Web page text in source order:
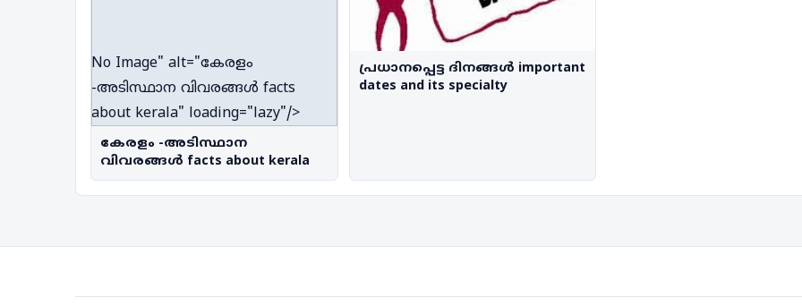
No Image" alt="കേരളം
-അടിസ്ഥാന വിവരങ്ങൾ facts
about kerala" loading="lazy"/>
കേരളം -അടിസ്ഥാന
വിവരങ്ങൾ facts about kerala
പ്രധാനപ്പെട്ട ദിനങ്ങൾ important
dates and its specialty